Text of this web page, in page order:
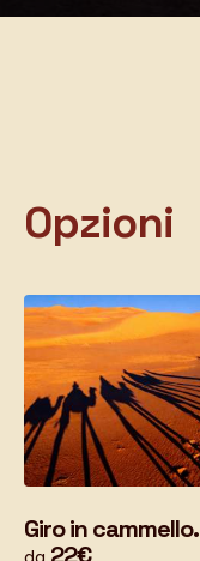
Opzioni
Giro in cammello